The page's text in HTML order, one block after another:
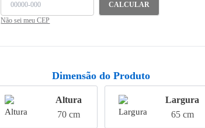
CALCULAR
Não sei meu CEP
Dimensão do Produto
Altura
70 cm
Largura
65 cm